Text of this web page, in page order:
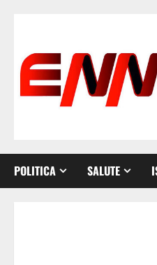
POLITICA SALUTE